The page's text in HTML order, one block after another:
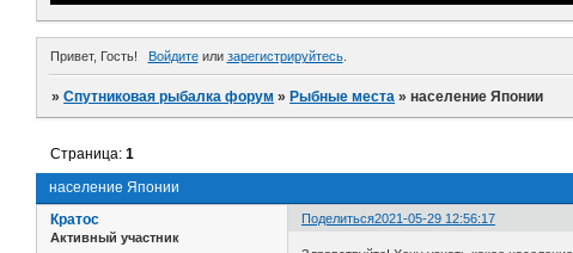
Привет, Гость! Войдитеили зарегистрируйтесь.
»Спутниковая рыбалка форум » Рыбные места »население Японии
население Японии
Страница:1
Поделиться2021-05-29 12:56:17
Кратос
Активный участник